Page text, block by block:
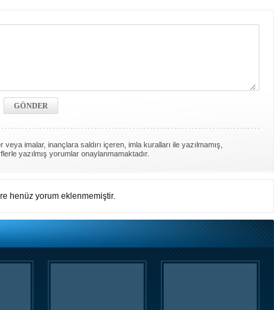
imalar, inançlara saldırı içeren, imla kuralları ile yazılmamış,
yazılmış yorumlar onaylanmamaktadır.
henüz yorum eklenmemiştir.